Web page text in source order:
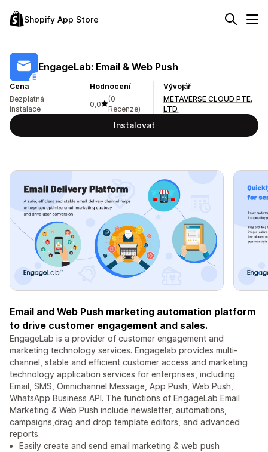
Shopify App Store
EngageLab: Email & Web Push
Cena
Bezplatná
instalace
Hodnocení
0,0
(0
Recenze)
Vývojář
METAVERSE CLOUD PTE.
LTD.
Instalovat
Email and Web Push marketing automation platform
to drive customer engagement and sales.
EngageLab is a provider of customer engagement and
marketing technology services. Engagelab provides multi-
channel, stable and efficient customer access and marketing
technology application services for enterprises, including
Email, SMS, Omnichannel Message, App Push, Web Push,
WhatsApp Business API. The functions of EngageLab Email
Marketing & Web Push include newsletter, automations,
campaigns,drag and drop template editors, and advanced
reports.
Easily create and send email marketing & web push